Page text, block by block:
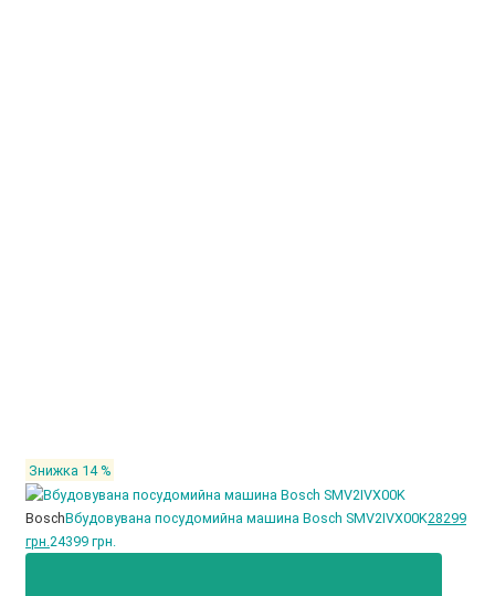
Знижка 14 %
BoschВбудовувана посудомийна машина Bosch SMV2IVX00K28299
грн. 24399 грн.